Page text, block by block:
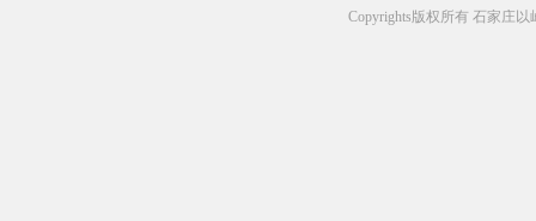
Copyrights版权所有 石家庄